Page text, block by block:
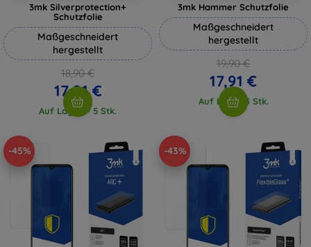
3mk Silverprotection+
Schutzfolie
Maßgeschneidert
hergestellt
18,90 €
17,01 €
Auf Lager > 5 Stk.
3mk Hammer Schutzfolie
Maßgeschneidert
hergestellt
19,90 €
17,91 €
Auf Lager 3 Stk.
-45% -43%